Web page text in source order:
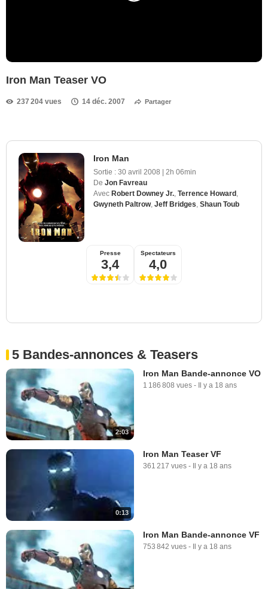
Iron Man Teaser VO
237 204 vues 14 déc. 2007 Partager
Iron Man
Sortie : 30 avril 2008 | 2h 06min
De Jon Favreau
Avec Robert Downey Jr. Terrence Howard
Gwyneth Paltrow, Jeff Bridges Shaun Toub
Presse
3,4
Spectateurs
4,0
5 Bandes-annonces & Teasers
2:03
Iron Man Bande-annonce VO
1 186 808 vues - Il y a 18 ans
0:13
Iron Man Teaser VF
361 217 vues - Il y a 18 ans
Iron Man Bande-annonce VF
753 842 vues - Il y a 18 ans